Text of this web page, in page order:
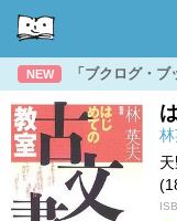
NEW 「ブクログ・